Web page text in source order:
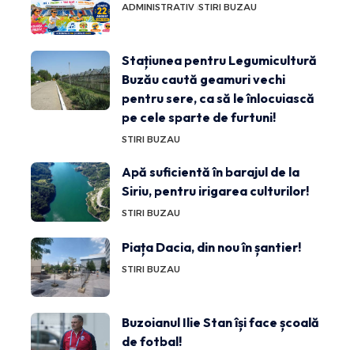
ADMINISTRATIV STIRI BUZAU
Stațiunea pentru Legumicultură
Buzău caută geamuri vechi
pentru sere, ca să le înlocuiască
pe cele sparte de furtuni!
STIRI BUZAU
Apă suficientă în barajul de la
Siriu, pentru irigarea culturilor!
STIRI BUZAU
Piața Dacia, din nou în șantier!
STIRI BUZAU
Buzoianul Ilie Stan își face școală
de fotbal!